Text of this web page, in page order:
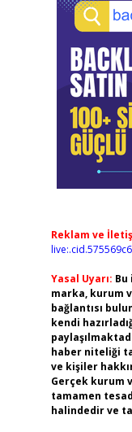
Reklam ve
Yasal Uyarı:
marka, kurum
bağlantısı
kendi
haber niteliği
ve kişiler
Gerçek kurum
tamamen
halindedir ve